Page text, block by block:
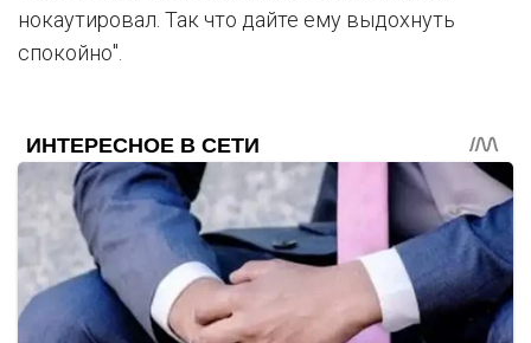
нокаутировал. Так что дайте ему выдохнуть
спокойно".